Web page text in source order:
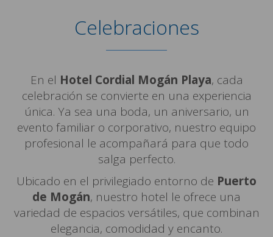
Celebraciones
En el Hotel Cordial Mogán Playa, cada
celebración se convierte en una experiencia
única. Ya sea una boda, un aniversario, un
evento familiar o corporativo, nuestro equipo
profesional le acompañará para que todo
salga perfecto.
Ubicado en el privilegiado entorno de Puerto
de Mogán, nuestro hotel le ofrece una
variedad de espacios versátiles, que combinan
elegancia, comodidad y encanto.